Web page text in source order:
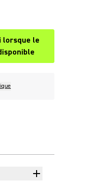
lorsque le
in a new tab)